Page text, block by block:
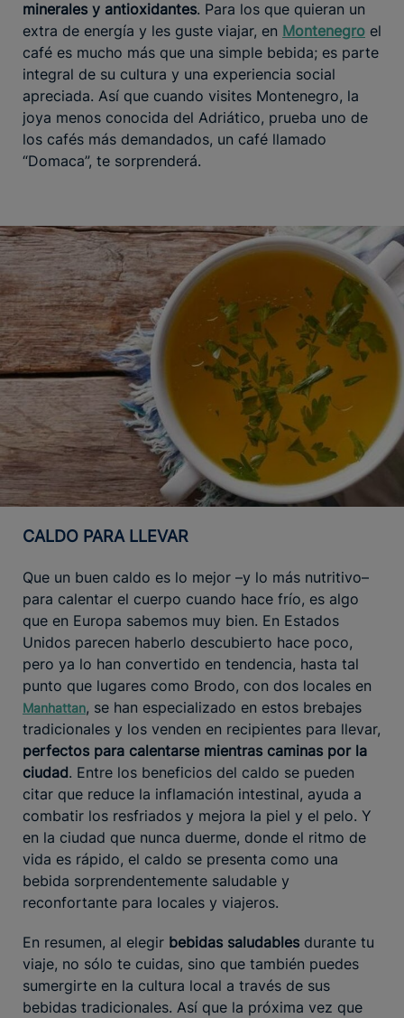
minerales y antioxidantes. Para los que quieran un
extra de energía y les guste viajar, en Montenegro el
café es mucho más que una simple bebida; es parte
integral de su cultura y una experiencia social
apreciada. Así que cuando visites Montenegro, la
joya menos conocida del Adriático, prueba uno de
los cafés más demandados, un café llamado
“Domaca”, te sorprenderá.
CALDO PARA LLEVAR
Que un buen caldo es lo mejor –y lo más nutritivo–
para calentar el cuerpo cuando hace frío, es algo
que en Europa sabemos muy bien. En Estados
Unidos parecen haberlo descubierto hace poco,
pero ya lo han convertido en tendencia, hasta tal
punto que lugares como Brodo, con dos locales en
Manhattan, se han especializado en estos brebajes
tradicionales y los venden en recipientes para llevar,
perfectos para calentarse mientras caminas por la
ciudad. Entre los beneficios del caldo se pueden
citar que reduce la inflamación intestinal, ayuda a
combatir los resfriados y mejora la piel y el pelo. Y
en la ciudad que nunca duerme, donde el ritmo de
vida es rápido, el caldo se presenta como una
bebida sorprendentemente saludable y
reconfortante para locales y viajeros.
En resumen, al elegir bebidas saludables durante tu
viaje, no sólo te cuidas, sino que también puedes
sumergirte en la cultura local a través de sus
bebidas tradicionales. Así que la próxima vez que